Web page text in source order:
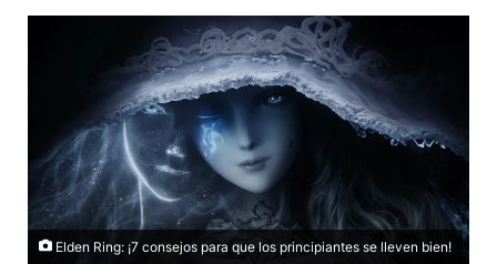
Elden Ring: ¡7 consejos para que los principiantes se lleven bien!